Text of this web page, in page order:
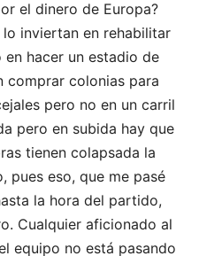
el dinero de Europa?
lo inviertan en rehabilitar
hacer un estadio de
comprar colonias para
pero no en un carril
pero en subida hay que
tienen colapsada la
pues eso, que me pasé
la hora del partido,
Cualquier aficionado al
equipo no está pasando